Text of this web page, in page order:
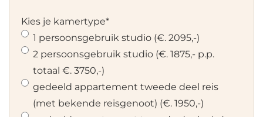
Kies je kamertype*
1 persoonsgebruik studio (€. 2095,-)
2 persoonsgebruik studio (€. 1875,- p.p.
totaal €. 3750,-)
gedeeld appartement tweede deel reis
(met bekende reisgenoot) (€. 1950,-)